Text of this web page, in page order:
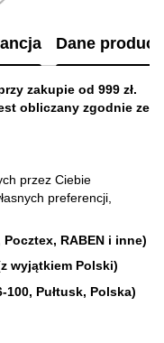
Dane
zakupie od 999 zł.
obliczany zgodnie ze
przez Ciebie
preferencji,
Pocztex, RABEN i inne)
wyjątkiem Polski)
Pułtusk, Polska)